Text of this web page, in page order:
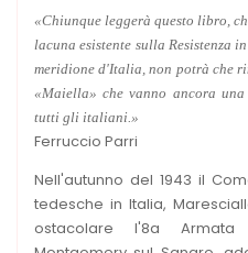
«Chiunque leggerà questo libro,
lacuna esistente sulla Resistenza
meridione d'Italia, non potrà che
«Maiella» che vanno ancora
tutti gli italiani.»
Ferruccio Parri
Nell'autunno del 1943 il
tedesche in Italia,
ostacolare l'8a Armata